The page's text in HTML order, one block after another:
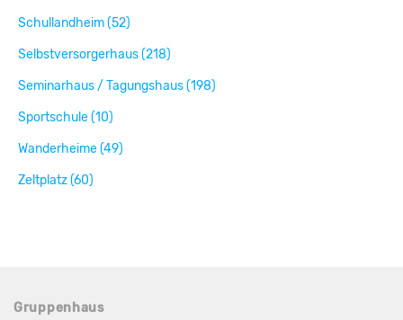
Schullandheim (52)
Selbstversorgerhaus (218)
Seminarhaus / Tagungshaus (198)
Sportschule (10)
Wanderheime (49)
Zeltplatz (60)
Gruppenhaus